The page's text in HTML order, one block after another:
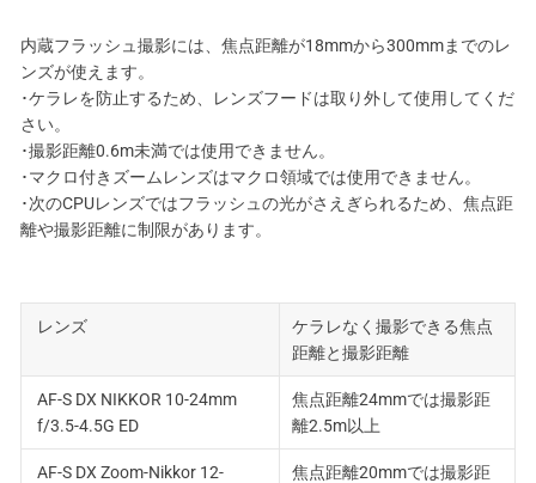
内蔵フラッシュ撮影には、焦点距離が18mmから300mmまでのレ
ンズが使えます。
･ケラレを防止するため、レンズフードは取り外して使用してくだ
さい。
･撮影距離0.6m未満では使用できません。
･マクロ付きズームレンズはマクロ領域では使用できません。
･次のCPUレンズではフラッシュの光がさえぎられるため、焦点距
離や撮影距離に制限があります。
レンズ
ケラレなく撮影できる焦点
距離と撮影距離
AF-S DX NIKKOR 10-24mm
f/3.5-4.5G ED
焦点距離24mmでは撮影距
離2.5m以上
AF-S DX Zoom-Nikkor 12-
焦点距離20mmでは撮影距